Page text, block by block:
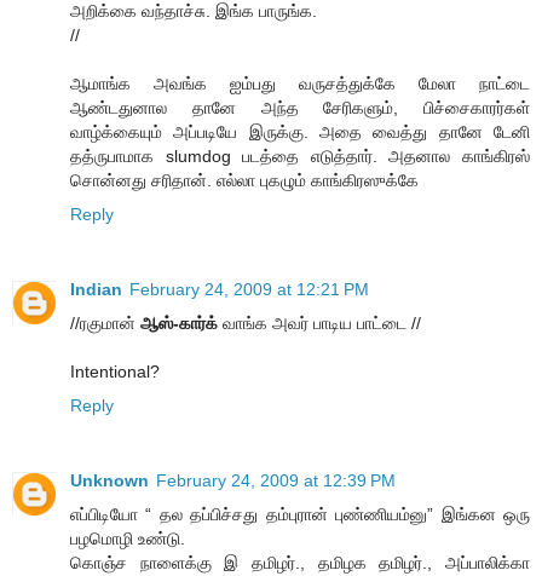
அறிக்கை வந்தாச்சு. இங்க பாருங்க.
//
ஆமாங்க அவங்க ஐம்பது வருசத்துக்கே மேலா நாட்டை
ஆண்டதுனால தானே அந்த சேரிகளும், பிச்சைகாரர்கள்
வாழ்க்கையும் அப்படியே இருக்கு. அதை வைத்து தானே டேனி
தத்ருபாமாக slumdog படத்தை எடுத்தார். அதனால காங்கிரஸ்
சொன்னது சரிதான். எல்லா புகழும் காங்கிரஸுக்கே
Reply
Indian February 24, 2009 at 12:21 PM
//ரகுமான் ஆஸ்-கார்க் வாங்க அவர் பாடிய பாட்டை //
Intentional?
Reply
Unknown February 24, 2009 at 12:39 PM
எப்பிடியோ “ தல தப்பிச்சது தம்புரான் புண்ணியம்னு” இங்கன ஒரு
பழமொழி உண்டு.
கொஞ்ச நாளைக்கு இ தமிழர்., தமிழக தமிழர்., அப்பாலிக்கா